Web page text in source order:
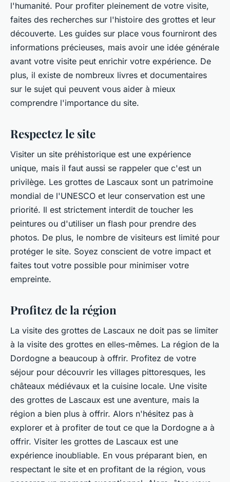
l'humanité. Pour profiter pleinement de votre visite,
faites des recherches sur l'histoire des grottes et leur
découverte. Les guides sur place vous fourniront des
informations précieuses, mais avoir une idée générale
avant votre visite peut enrichir votre expérience. De
plus, il existe de nombreux livres et documentaires
sur le sujet qui peuvent vous aider à mieux
comprendre l'importance du site.
Respectez le site
Visiter un site préhistorique est une expérience
unique, mais il faut aussi se rappeler que c'est un
privilège. Les grottes de Lascaux sont un patrimoine
mondial de l'UNESCO et leur conservation est une
priorité. Il est strictement interdit de toucher les
peintures ou d'utiliser un flash pour prendre des
photos. De plus, le nombre de visiteurs est limité pour
protéger le site. Soyez conscient de votre impact et
faites tout votre possible pour minimiser votre
empreinte.
Profitez de la région
La visite des grottes de Lascaux ne doit pas se limiter
à la visite des grottes en elles-mêmes. La région de la
Dordogne a beaucoup à offrir. Profitez de votre
séjour pour découvrir les villages pittoresques, les
châteaux médiévaux et la cuisine locale. Une visite
des grottes de Lascaux est une aventure, mais la
région a bien plus à offrir. Alors n'hésitez pas à
explorer et à profiter de tout ce que la Dordogne a à
offrir. Visiter les grottes de Lascaux est une
expérience inoubliable. En vous préparant bien, en
respectant le site et en profitant de la région, vous